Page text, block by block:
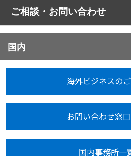
ご相談・お問い合わせ
国内
海外ビジネスの
お問い合わせ窓
国内事務所一